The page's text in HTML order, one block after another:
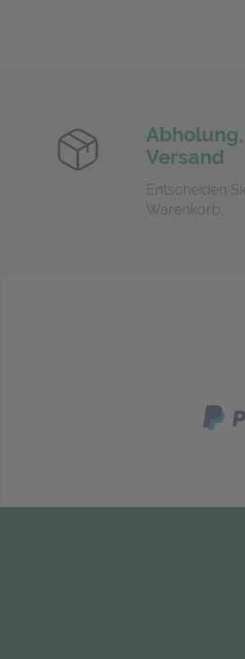
Versand
Entscheiden
Warenkorb.